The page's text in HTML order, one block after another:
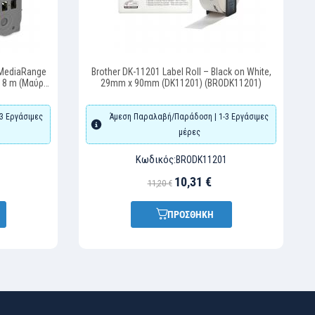
m (Μαύρα
Εργάσιμες
Brother DK-11201 Label Roll – Black on White,
29mm x 90mm (DK11201) (BRODK11201)
Άμεση Παραλαβή/Παράδοση | 1-3 Εργάσιμες
μέρες
Κωδικός:BRODK11201
11,20 € 10,31 €
ΠΡΟΣΘΗΚΗ